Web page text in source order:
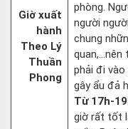
Giờ xuất
hành
Theo Lý
Thuần
Phong
phòng.
người
chung
quan,…nên
phải đi
gây ẩu đả
Từ 17h-
giờ rất tốt